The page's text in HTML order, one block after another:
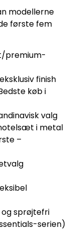
modellerne
første fem
premium-
finish
køb i
valg
hotelsæt i metal
–
og sprøjtefri
serien)